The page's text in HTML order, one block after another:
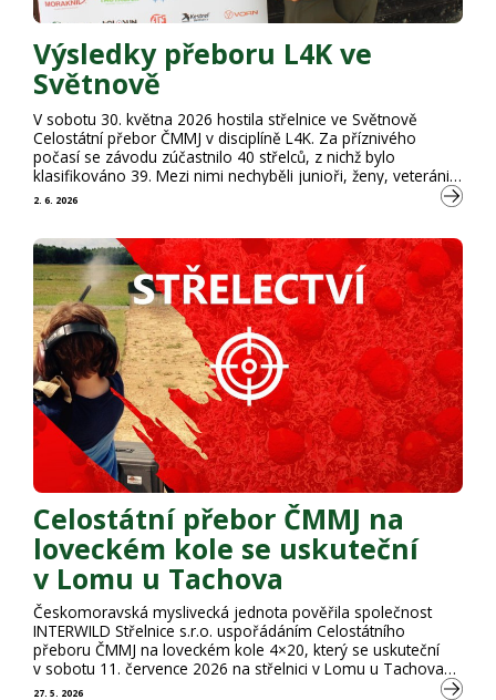
Výsledky přeboru L4K ve
Světnově
2. 6. 2026
V sobotu 30. května 2026 hostila střelnice ve Světnově
Celostátní přebor ČMMJ v disciplíně L4K. Za příznivého
počasí se závodu zúčastnilo 40 střelců, z nichž bylo
klasifikováno 39. Mezi nimi nechyběli junioři, ženy, veteráni
ani superveteráni. Přeborníkem ČMMJ se stal Martin Šlechta,
junior Tadeáš Kazda, který výkonem 197 bodů vytvořil
dosud nejlepší juniorský výsledek v historii celostátních
přeborů ČMMJ v této disciplíně.
Celostátní přebor ČMMJ na
loveckém kole se uskuteční
v Lomu u Tachova
27. 5. 2026
Českomoravská myslivecká jednota pověřila společnost
INTERWILD Střelnice s.r.o. uspořádáním Celostátního
přeboru ČMMJ na loveckém kole 4×20, který se uskuteční
v sobotu 11. července 2026 na střelnici v Lomu u Tachova
ve spolupráci s OMS Tachov.